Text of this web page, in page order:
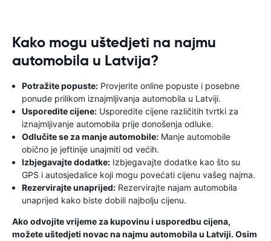
Kako mogu uštedjeti na najmu
automobila u Latvija?
Potražite popuste: Provjerite online popuste i posebne
ponude prilikom iznajmljivanja automobila u Latviji.
Usporedite cijene: Usporedite cijene različitih tvrtki za
iznajmljivanje automobila prije donošenja odluke.
Odlučite se za manje automobile: Manje automobile
obično je jeftinije unajmiti od većih.
Izbjegavajte dodatke: Izbjegavajte dodatke kao što su
GPS i autosjedalice koji mogu povećati cijenu vašeg najma.
Rezervirajte unaprijed: Rezervirajte najam automobila
unaprijed kako biste dobili najbolju cijenu.
Ako odvojite vrijeme za kupovinu i usporedbu cijena,
možete uštedjeti novac na najmu automobila u Latviji. Osim